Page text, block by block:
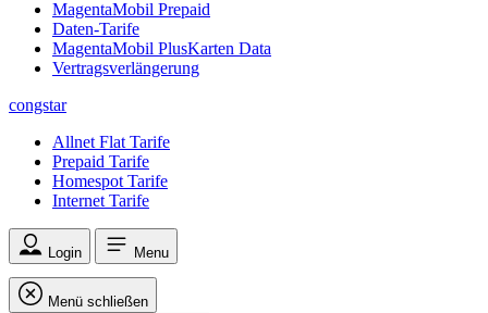
MagentaMobil Prepaid
Daten-Tarife
MagentaMobil PlusKarten Data
Vertragsverlängerung
congstar
Allnet Flat Tarife
Prepaid Tarife
Homespot Tarife
Internet Tarife
Login Menu
Menü schließen